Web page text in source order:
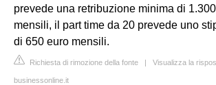
prevede una retribuzione minima di
mensili, il part time da 20 prevede uno
di 650 euro mensili.
Richiesta di rimozione della fonte | Visualizza la
businessonline.it